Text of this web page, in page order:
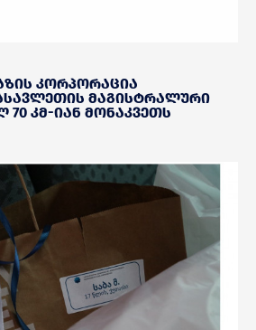
კორპორაცია
მაგისტრალური
70 კმ-იან მონაკვეთს